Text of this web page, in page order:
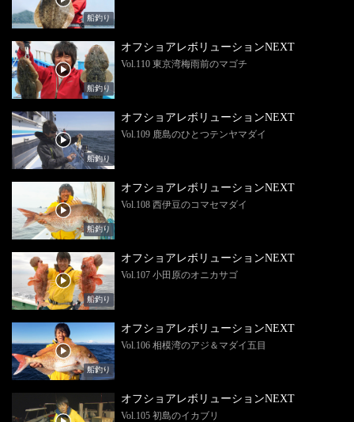
船釣り
船釣り
オフショアレボリューションNEXT
Vol.110 東京湾梅雨前のマゴチ
船釣り
オフショアレボリューションNEXT
Vol.109 鹿島のひとつテンヤマダイ
船釣り
オフショアレボリューションNEXT
Vol.108 西伊豆のコマセマダイ
船釣り
オフショアレボリューションNEXT
Vol.107 小田原のオニカサゴ
船釣り
オフショアレボリューションNEXT
Vol.106 相模湾のアジ＆マダイ五目
オフショアレボリューションNEXT
Vol.105 初島のイカブリ